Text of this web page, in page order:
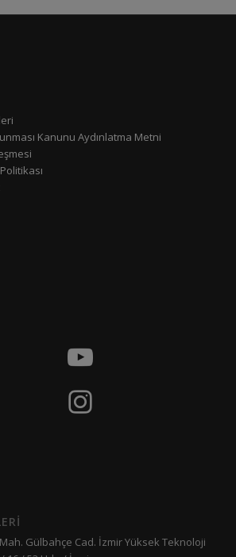
Kanunu Aydınlatma Metni
Gülbahçe Cad. İzmir Yüksek Teknoloji